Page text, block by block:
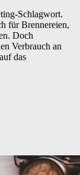
Schlagwort.
für Brennereien,
Doch
Verbrauch an
das